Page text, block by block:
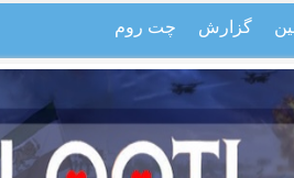
گزارش چت روم